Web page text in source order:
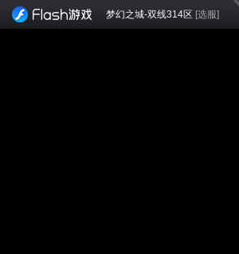
梦幻之城-双线314区 [选服]